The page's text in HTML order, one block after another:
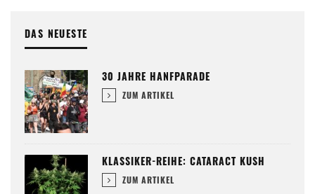
DAS NEUESTE
30 JAHRE HANFPARADE
ZUM ARTIKEL
KLASSIKER-REIHE: CATARACT KUSH
ZUM ARTIKEL